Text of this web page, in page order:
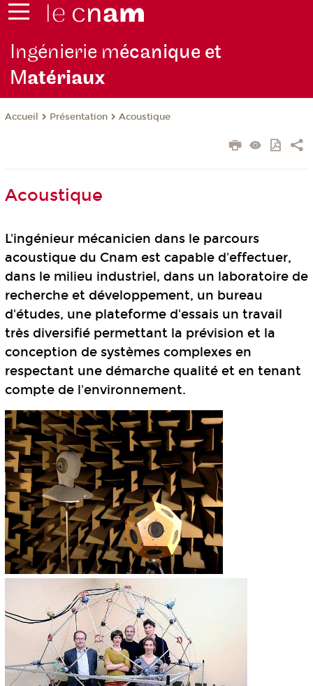
Ingénierie mécanique et
Matériaux
Accueil Présentation Acoustique
Acoustique
L'ingénieur mécanicien dans le parcours
acoustique du Cnam est capable d'effectuer,
dans le milieu industriel, dans un laboratoire de
recherche et développement, un bureau
d'études, une plateforme d'essais un travail
très diversifié permettant la prévision et la
conception de systèmes complexes en
respectant une démarche qualité et en tenant
compte de l'environnement.